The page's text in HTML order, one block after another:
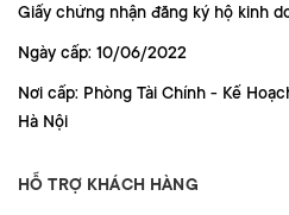
Giấy chứng nhận đăng ký hộ kinh
Ngày cấp: 10/06/2022
Nơi cấp: Phòng Tài Chính - Kế
Hà Nội
HỖ TRỢ KHÁCH HÀNG